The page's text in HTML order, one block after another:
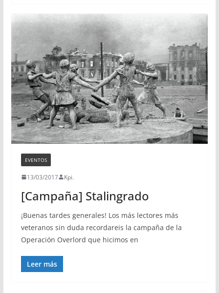
EVENTOS
13/03/2017 Kpi.
[Campaña] Stalingrado
¡Buenas tardes generales! Los más lectores más
veteranos sin duda recordareis la campaña de la
Operación Overlord que hicimos en
Leer más